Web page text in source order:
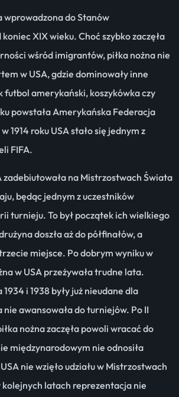
wprowadzona do Stanów
XIX wieku. Choć szybko zaczęła
wśród imigrantów, piłka nożna nie
w USA, gdzie dominowały inne
futbol amerykański, koszykówka czy
powstała Amerykańska Federacja
1914 roku USA stało się jednym z
FIFA.
zadebiutowała na Mistrzostwach Świata
będąc jednym z uczestników
turnieju. To był początek ich wielkiego
doszła aż do półfinałów, a
miejsce. Po dobrym wyniku w
w USA przeżywała trudne lata.
i 1938 były już nieudane dla
awansowała do turniejów. Po II
nożna zaczęła powoli wracać do
międzynarodowym nie odnosiła
nie wzięło udziału w Mistrzostwach
kolejnych latach reprezentacja nie